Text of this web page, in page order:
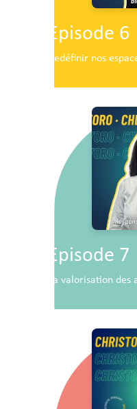
Episode 6
Redéfinir nos
Episode 7
La valorisation des